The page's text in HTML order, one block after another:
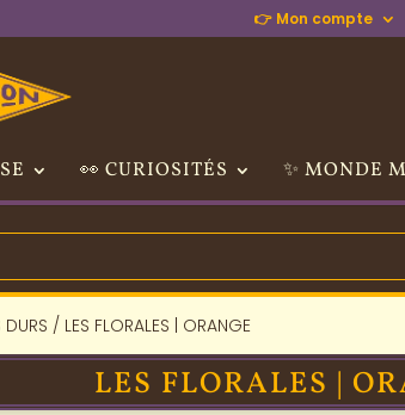
👉 Mon compte
👀 CURIOSITÉS ✨ MONDE
/ LES FLORALES | ORANGE
LES FLORALES |